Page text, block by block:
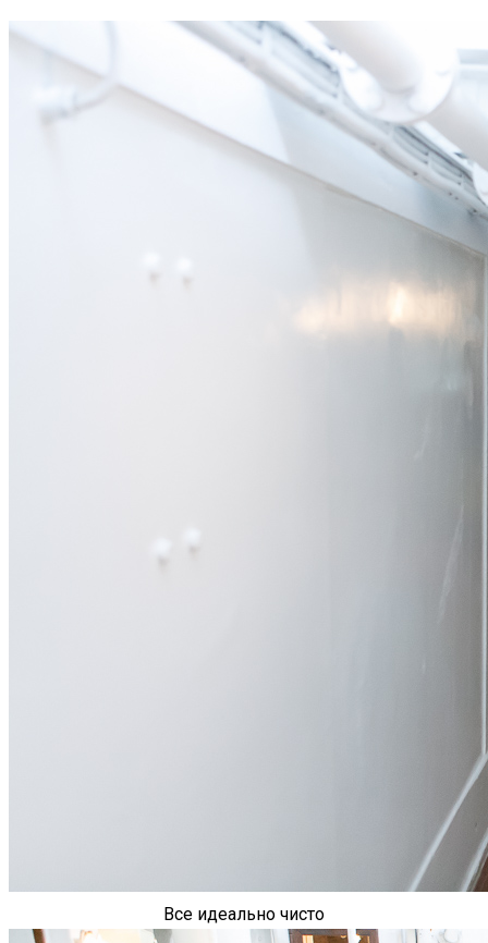
Все идеально чисто